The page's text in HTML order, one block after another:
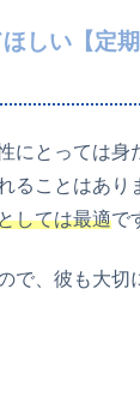
しい【定
にとっては身
ることはあり
しては最適で
で、彼も大切